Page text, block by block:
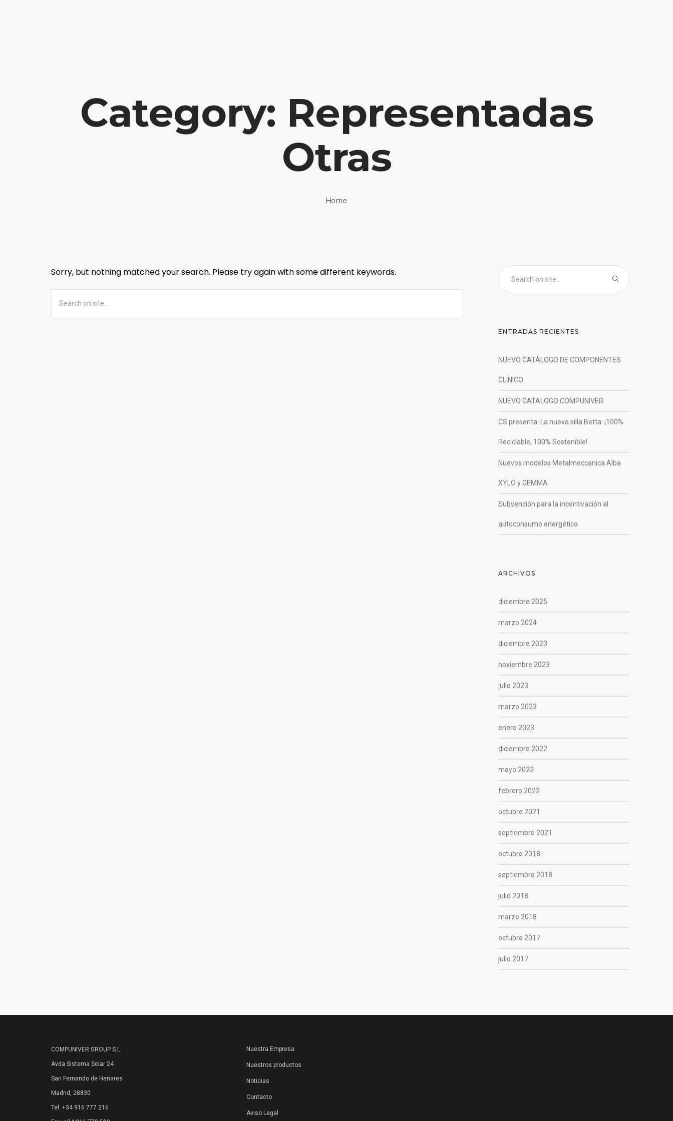
Category: Representadas
Otras
Home
Sorry, but nothing matched your search. Please try again with some different keywords.
ENTRADAS RECIENTES
NUEVO CATÁLOGO DE COMPONENTES
CLÍNICO
NUEVO CATALOGO COMPUNIVER
CS presenta: La nueva silla Betta: ¡100%
Reciclable, 100% Sostenible!
Nuevos modelos Metalmeccanica Alba
XYLO y GEMMA
Subvención para la incentivación al
autoconsumo energético
ARCHIVOS
diciembre 2025
marzo 2024
diciembre 2023
noviembre 2023
julio 2023
marzo 2023
enero 2023
diciembre 2022
mayo 2022
febrero 2022
octubre 2021
septiembre 2021
octubre 2018
septiembre 2018
julio 2018
marzo 2018
octubre 2017
julio 2017
COMPUNIVER GROUP S.L.
Avda Sistema Solar 24
San Fernando de Henares
Madrid, 28830
Tel: +34 916 777 216
Nuestra Empresa
Nuestros productos
Noticias
Contacto
Aviso Legal